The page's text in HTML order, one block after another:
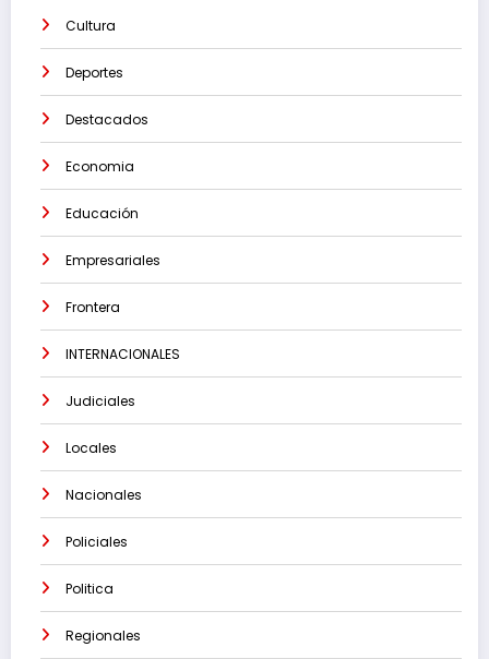
Cultura
Deportes
Destacados
Economia
Educación
Empresariales
Frontera
INTERNACIONALES
Judiciales
Locales
Nacionales
Policiales
Politica
Regionales